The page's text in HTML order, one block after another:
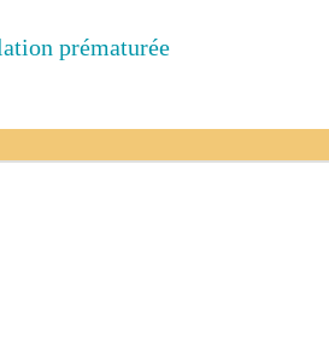
prématurée